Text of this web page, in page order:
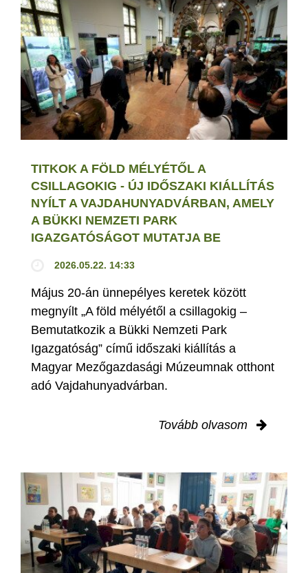
TITKOK A FÖLD MÉLYÉTŐL A
CSILLAGOKIG - ÚJ IDŐSZAKI KIÁLLÍTÁS
NYÍLT A VAJDAHUNYADVÁRBAN, AMELY
A BÜKKI NEMZETI PARK
IGAZGATÓSÁGOT MUTATJA BE
2026.05.22. 14:33
Május 20-án ünnepélyes keretek között
megnyílt „A föld mélyétől a csillagokig –
Bemutatkozik a Bükki Nemzeti Park
Igazgatóság” című időszaki kiállítás a
Magyar Mezőgazdasági Múzeumnak otthont
adó Vajdahunyadvárban.
Tovább olvasom